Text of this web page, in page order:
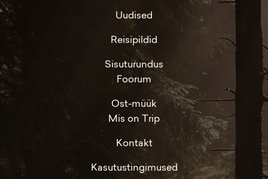
Uudised
Reisipildid
Sisuturundus
Foorum
Ost-müük
Mis on Trip
Kontakt
Kasutustingimused